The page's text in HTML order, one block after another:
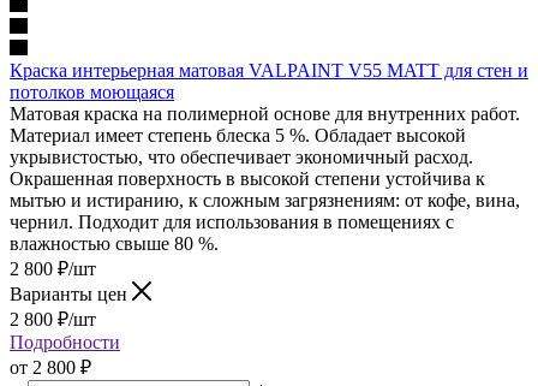
Краска интерьерная матовая VALPAINT V55 MATT для стен и
потолков моющаяся
Матовая краска на полимерной основе для внутренних работ.
Материал имеет степень блеска 5 %. Обладает высокой
укрывистостью, что обеспечивает экономичный расход.
Окрашенная поверхность в высокой степени устойчива к
мытью и истиранию, к сложным загрязнениям: от кофе, вина,
чернил. Подходит для использования в помещениях с
влажностью свыше 80 %.
2 800 ₽/шт
Варианты цен
2 800 ₽/шт
Подробности
от 2 800 ₽